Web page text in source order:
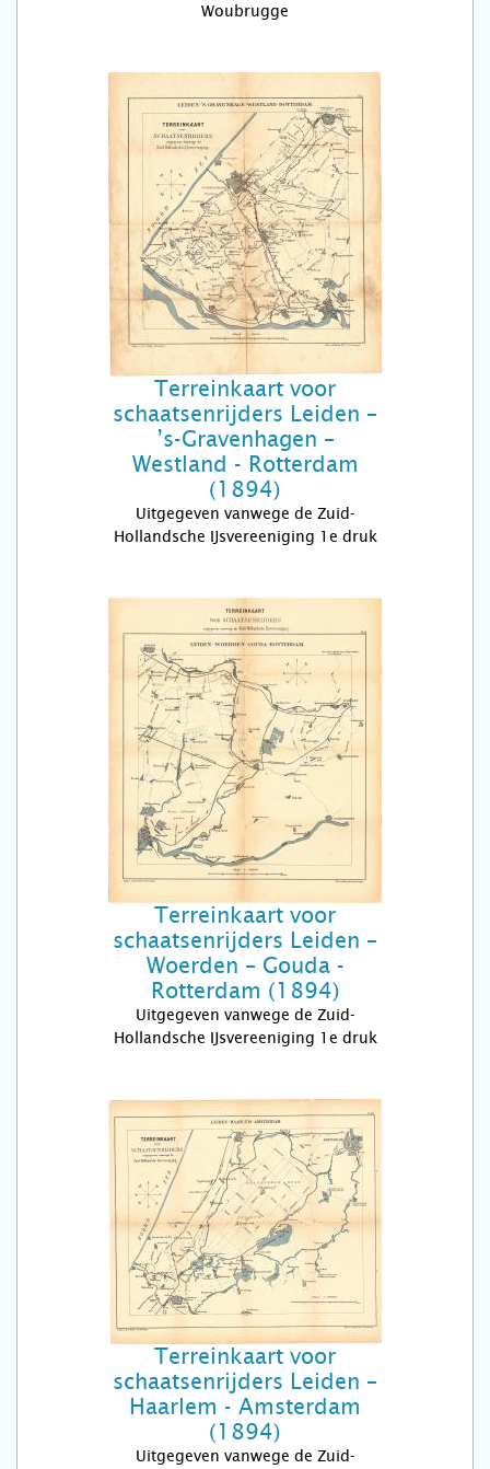
Woubrugge
Terreinkaart voor
schaatsenrijders Leiden –
’s-Gravenhagen –
Westland - Rotterdam
(1894)
Uitgegeven vanwege de Zuid-
Hollandsche IJsvereeniging 1e druk
Terreinkaart voor
schaatsenrijders Leiden –
Woerden – Gouda -
Rotterdam (1894)
Uitgegeven vanwege de Zuid-
Hollandsche IJsvereeniging 1e druk
Terreinkaart voor
schaatsenrijders Leiden –
Haarlem - Amsterdam
(1894)
Uitgegeven vanwege de Zuid-